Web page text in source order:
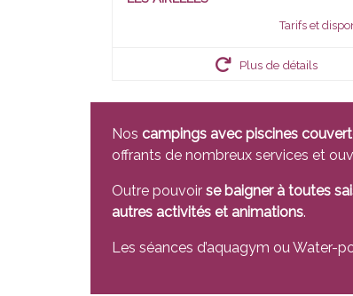
Tarifs et
Plus de détails
Nos campings avec piscines
offrants de nombreux services et
Outre pouvoir se baigner à toutes
autres activités et animations.
Les séances d’aquagym ou Water-